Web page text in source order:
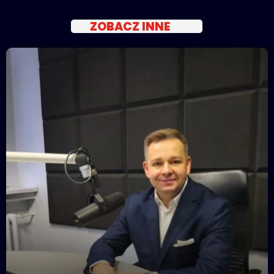
ZOBACZ INNE